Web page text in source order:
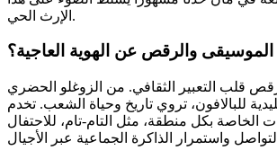
الإرث الحي.
والرقص عن الهوية العاجية؟
قلب التعبير الثقافي. من الزوغلو الحضري
للبالافون، تروي تاريخ وحياة الشعب. تخدم
الخاصة بكل منطقة، مثل التام-تام، للاحتفال